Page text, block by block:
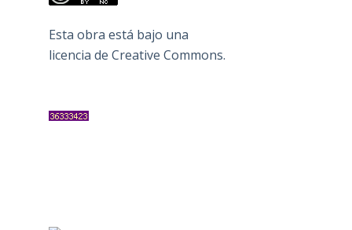
Esta obra está bajo una
licencia de Creative Commons.